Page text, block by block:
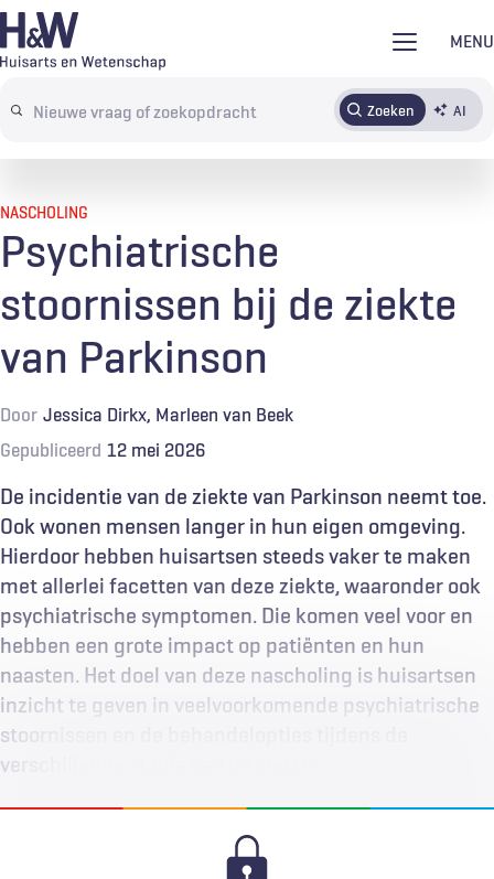
Overslaan
en
de
MENU
Search
terms
Zoeken AI
AbonnerenTijdschrift Inloggen
NASCHOLING
Psychiatrische
stoornissen bij de ziekte
van Parkinson
Door Jessica Dirkx Marleen van Beek
Gepubliceerd 12 mei 2026
De incidentie van de ziekte van Parkinson neemt toe.
Ook wonen mensen langer in hun eigen omgeving.
Hierdoor hebben huisartsen steeds vaker te maken
met allerlei facetten van deze ziekte, waaronder ook
psychiatrische symptomen. Die komen veel voor en
hebben een grote impact op patiënten en hun
naasten. Het doel van deze nascholing is huisartsen
inzicht te geven in veelvoorkomende psychiatrische
stoornissen en de behandelopties tijdens de
verschillende stadia van de ziekte.